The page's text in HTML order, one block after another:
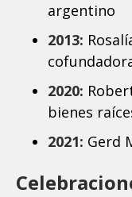
argentino
2013:
2020:
bienes
2021: Gerd